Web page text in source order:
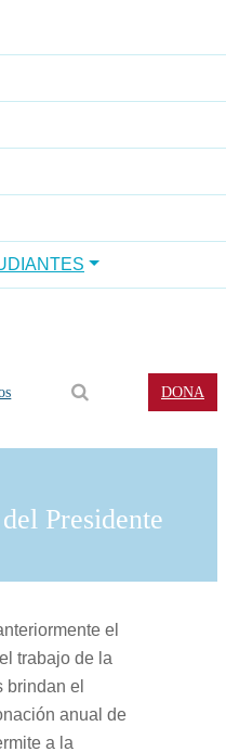
DONA
Presidente
el
trabajo de la
brindan el
anual de
a la